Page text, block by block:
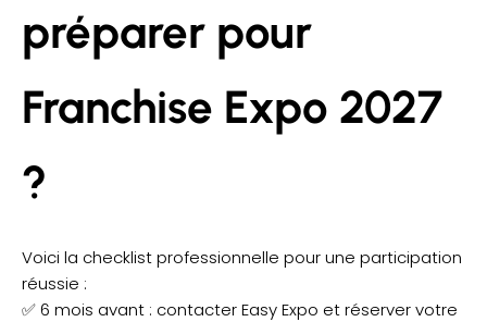
préparer pour
Franchise Expo 2027
?
Voici la checklist professionnelle pour une participation
réussie :
✅ 6 mois avant : contacter Easy Expo et réserver votre